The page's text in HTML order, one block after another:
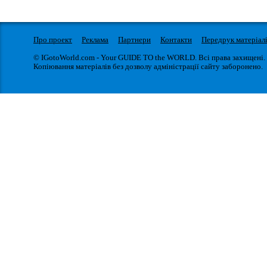
Про проект Реклама Партнери Контакти
Передрук
© IGotoWorld.com - Your GUIDE TO the WORLD. Всі права захищені.
Копіювання матеріалів без дозволу адміністрації сайту заборонено.